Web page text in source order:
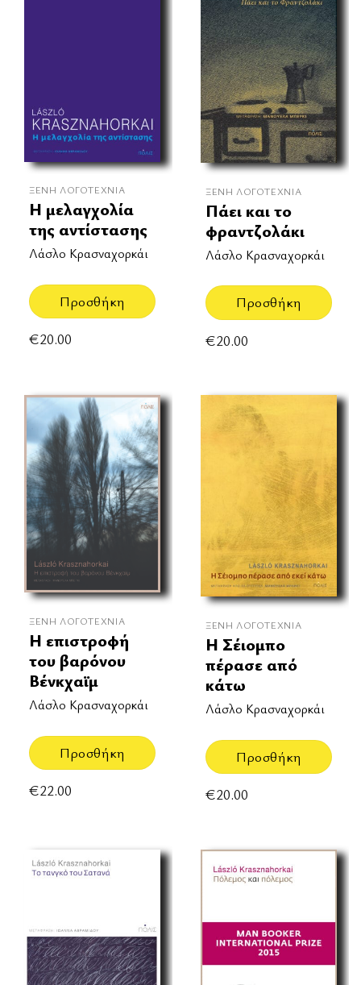
ΞΈΝΗ ΛΟΓΟΤΕΧΝΊΑ
Η μελαγχολία
της αντίστασης
Λάσλο Κρασναχορκάι
Προσθήκη
€20.00
ΞΈΝΗ ΛΟΓΟΤΕΧΝΊΑ
Πάει και το
φραντζολάκι
Λάσλο Κρασναχορκάι
Προσθήκη
€20.00
ΞΈΝΗ ΛΟΓΟΤΕΧΝΊΑ
Η επιστροφή
του βαρόνου
Βένκχαϊμ
Λάσλο Κρασναχορκάι
Προσθήκη
€22.00
ΞΈΝΗ ΛΟΓΟΤΕΧΝΊΑ
Η Σέιομπο
πέρασε από
κάτω
Λάσλο Κρασναχορκάι
Προσθήκη
€20.00